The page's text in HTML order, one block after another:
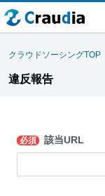
クラウドソーシングTOP
違反報告
必須 該当URL